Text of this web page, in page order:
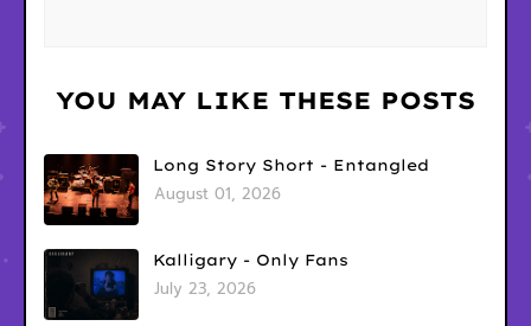
YOU MAY LIKE THESE POSTS
Long Story Short - Entangled
August 01, 2026
Kalligary - Only Fans
July 23, 2026